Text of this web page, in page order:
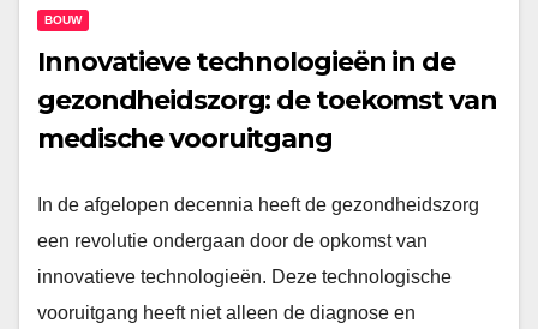
BOUW
Innovatieve technologieën in de
gezondheidszorg: de toekomst van
medische vooruitgang
In de afgelopen decennia heeft de gezondheidszorg
een revolutie ondergaan door de opkomst van
innovatieve technologieën. Deze technologische
vooruitgang heeft niet alleen de diagnose en